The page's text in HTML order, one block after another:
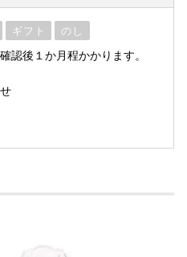
ギフト のし
認後１か月程かかります。